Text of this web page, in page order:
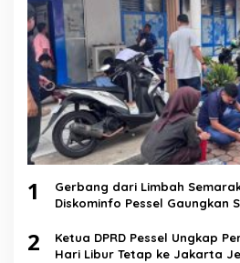
1
Gerbang dari Limbah
Diskominfo Pessel Gaungkan
2
Ketua DPRD Pessel Ungkap
Hari Libur Tetap ke Jakarta